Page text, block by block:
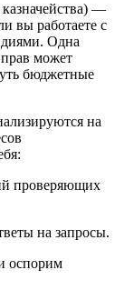
—
вы работаете с
Одна
может
бюджетные
на
проверяющих
на запросы.
оспорим